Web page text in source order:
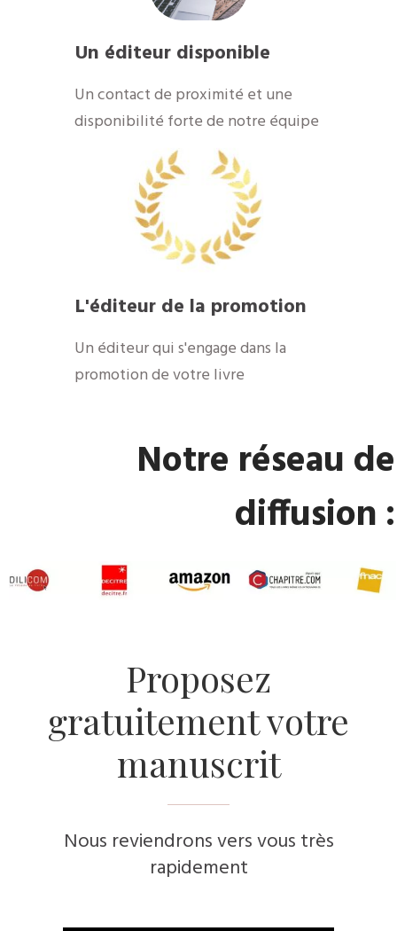
Un éditeur disponible
Un contact de proximité et une
disponibilité forte de notre équipe
L'éditeur de la promotion
Un éditeur qui s'engage dans la
promotion de votre livre
Notre réseau de
diffusion :
Proposez
gratuitement votre
manuscrit
Nous reviendrons vers vous très
rapidement